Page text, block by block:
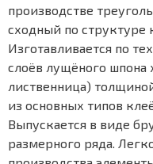
производстве
сходный по структуре
Изготавливается по
слоёв лущёного шпона
лиственница)
из основных типов
Выпускается в виде
размерного ряда.